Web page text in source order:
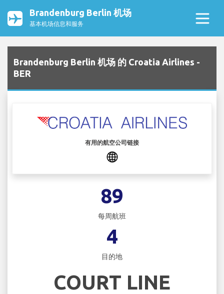
Brandenburg Berlin 机场
基本机场信息和服务
Brandenburg Berlin 机场 的 Croatia Airlines -
BER
有用的航空公司链接
89
每周航班
4
目的地
COURT LINE